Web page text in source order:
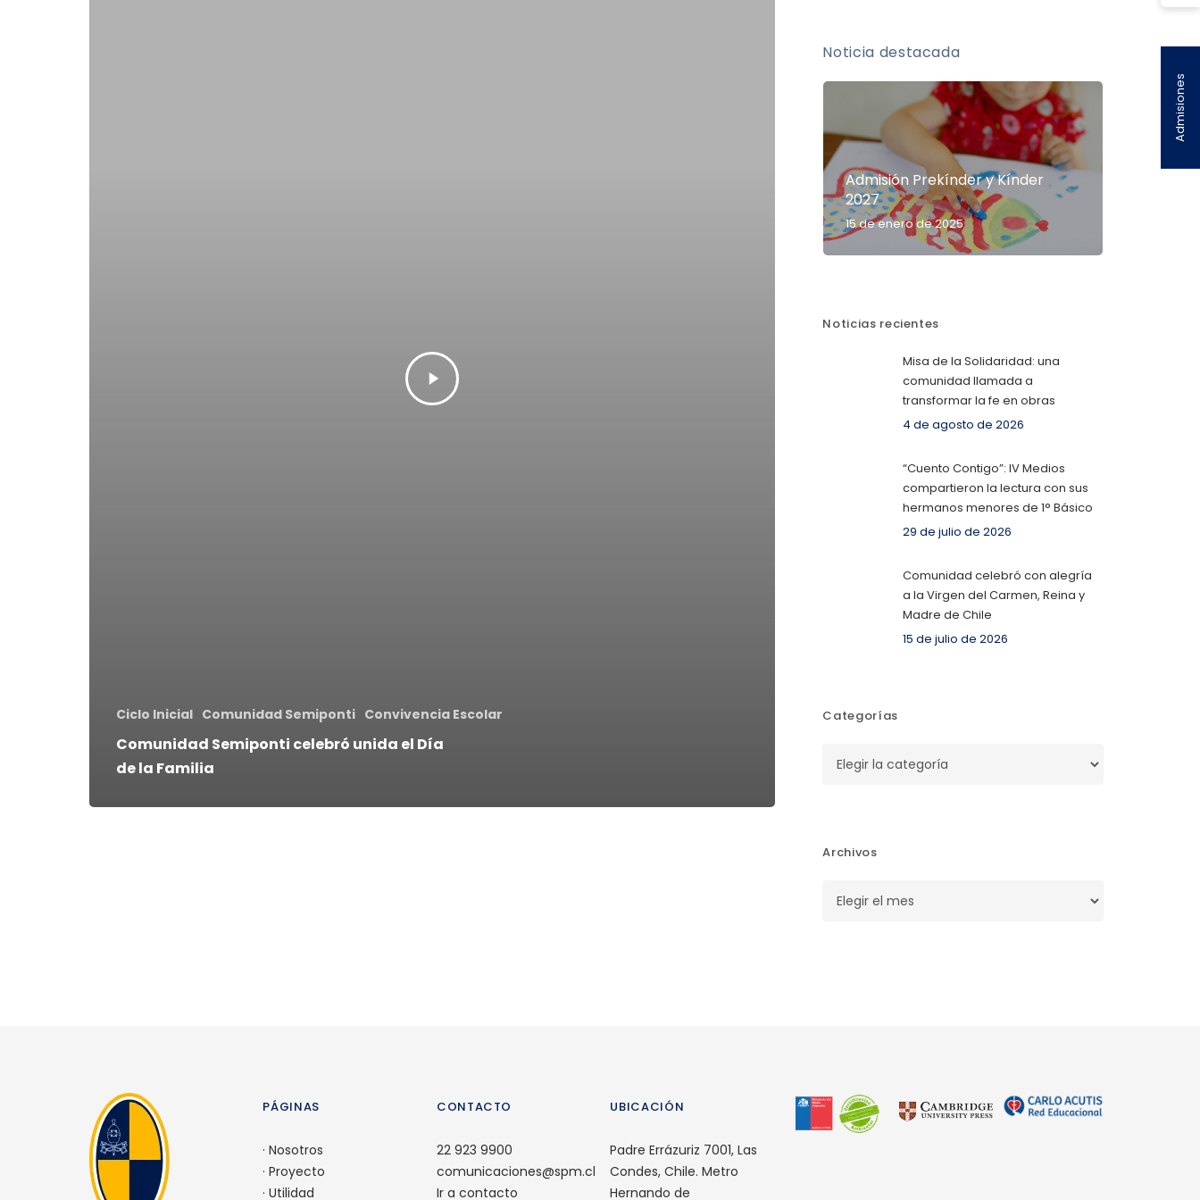
Ciclo Inicial Comunidad Semiponti Convivencia Escolar
Comunidad Semiponti celebró unida el Día
de la Familia
Noticia destacada
Admisión Prekínder y Kínder
2027
15 de enero de 2025
Noticias recientes
Misa de la Solidaridad: una
comunidad llamada a
transformar la fe en obras
4 de agosto de 2026
“Cuento Contigo”: IV Medios
compartieron la lectura con sus
hermanos menores de 1° Básico
29 de julio de 2026
Comunidad celebró con alegría
a la Virgen del Carmen, Reina y
Madre de Chile
15 de julio de 2026
Categorías
Archivos
Admisiones
PÁGINAS
·Nosotros
·Proyecto
·Utilidad
CONTACTO
22 923 9900
comunicaciones@spm.cl
Ir a contacto
UBICACIÓN
Padre Errázuriz 7001, Las
Condes, Chile. Metro
Hernando de